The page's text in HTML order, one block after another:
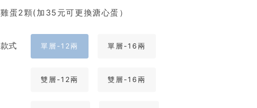
雞蛋2顆(加35元可更換溏心蛋）
款式 單層-12兩 單層-16兩
雙層-12兩 雙層-16兩